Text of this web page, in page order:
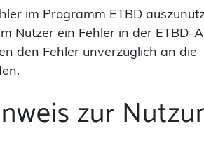
im Programm ETBD
Nutzer ein Fehler in der ETBD-
den Fehler unverzüglich an die
zur